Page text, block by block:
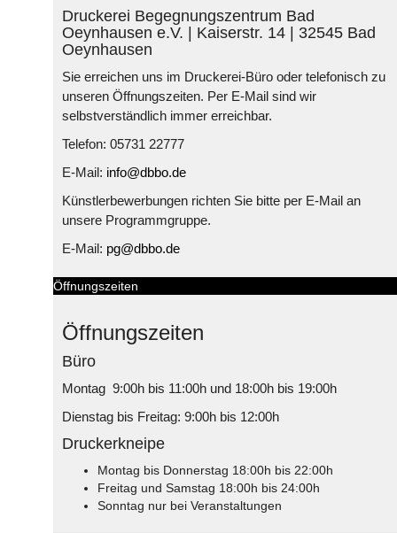
Druckerei Begegnungszentrum Bad
Oeynhausen e.V. | Kaiserstr. 14 | 32545 Bad
Oeynhausen
Sie erreichen uns im Druckerei-Büro oder telefonisch zu
unseren Öffnungszeiten. Per E-Mail sind wir
selbstverständlich immer erreichbar.
Telefon: 05731 22777
E-Mail: info@dbbo.de
Künstlerbewerbungen richten Sie bitte per E-Mail an
unsere Programmgruppe.
E-Mail: pg@dbbo.de
Öffnungszeiten
Öffnungszeiten
Büro
Montag 9:00h bis 11:00h und 18:00h bis 19:00h
Dienstag bis Freitag: 9:00h bis 12:00h
Druckerkneipe
Montag bis Donnerstag 18:00h bis 22:00h
Freitag und Samstag 18:00h bis 24:00h
Sonntag nur bei Veranstaltungen